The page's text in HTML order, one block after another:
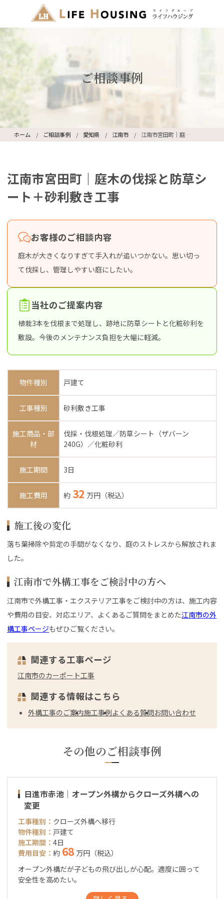
ご相談事例
ホーム ご相談事例 愛知県 江南市 江南市宮田町｜庭木の伐採と防草シート＋砂利敷き工事
江南市宮田町｜庭木の伐採と防草シ
ート＋砂利敷き工事
お客様のご相談内容
庭木が大きくなりすぎて手入れが追いつかない。思い切っ
て伐採し、管理しやすい庭にしたい。
当社のご提案内容
植栽3本を伐根まで処理し、跡地に防草シートと化粧砂利を
敷設。今後のメンテナンス負担を大幅に軽減。
物件種別 戸建て
工事種別 砂利敷き工事
施工商品・部
材
伐採・伐根処理／防草シート（ザバーン
240G）／化粧砂利
施工期間 3日
施工費用 約 32 万円（税込）
施工後の変化
落ち葉掃除や剪定の手間がなくなり、庭のストレスから解放されま
した。
江南市で外構工事をご検討中の方へ
江南市で外構工事・エクステリア工事をご検討中の方は、施工内容
や費用の目安、対応エリア、よくあるご質問をまとめた江南市の外
構工事ページもぜひご覧ください。
関連する工事ページ
江南市のカーポート工事
関連する情報はこちら
外構工事のご案内施工事例よくある質問お問い合わせ
その他のご相談事例
日進市赤池｜オープン外構からクローズ外構への
変更
工事種別： クローズ外構へ移行
物件種別： 戸建て
施工期間： 4日
費用目安： 約 68 万円（税込）
オープン外構だが子どもの飛び出しが心配。適度に囲って
安全性を高めたい。